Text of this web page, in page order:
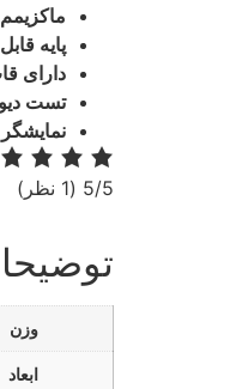
ماکزیمم
پایه
دارای
تست
‫5/5 ‫(1 نظر)
وزن
ابعاد